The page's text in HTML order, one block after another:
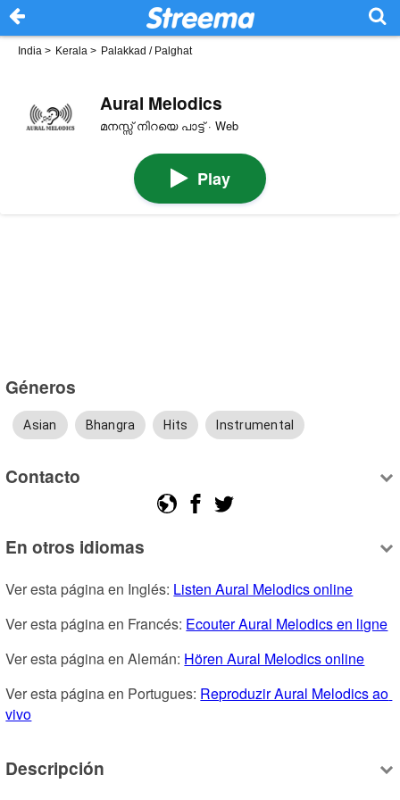
India > Kerala > Palakkad / Palghat
Aural Melodics
മനസ്സ് നിറയെ പാട്ട് · Web
Play
Géneros
Asian Bhangra Hits Instrumental
Contacto
En otros idiomas
Ver esta página en Inglés: Listen Aural Melodics online
Ver esta página en Francés: Ecouter Aural Melodics en ligne
Ver esta página en Alemán: Hören Aural Melodics online
Ver esta página en Portugues: Reproduzir Aural Melodics ao
vivo
Descripción